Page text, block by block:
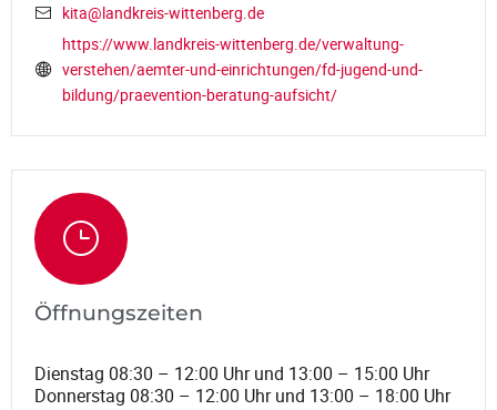
kita@landkreis-wittenberg.de
https://www.landkreis-wittenberg.de/verwaltung-
verstehen/aemter-und-einrichtungen/fd-jugend-und-
bildung/praevention-beratung-aufsicht/
Öffnungszeiten
Dienstag 08:30 – 12:00 Uhr und 13:00 – 15:00 Uhr
Donnerstag 08:30 – 12:00 Uhr und 13:00 – 18:00 Uhr